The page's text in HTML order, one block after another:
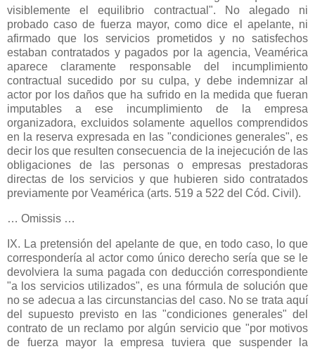
visiblemente el equilibrio contractual". No alegado ni
probado caso de fuerza mayor, como dice el apelante, ni
afirmado que los servicios prometidos y no satisfechos
estaban contratados y pagados por la agencia, Veamérica
aparece claramente responsable del incumplimiento
contractual sucedido por su culpa, y debe indemnizar al
actor por los daños que ha sufrido en la medida que fueran
imputables a ese incumplimiento de la empresa
organizadora, excluidos solamente aquellos comprendidos
en la reserva expresada en las "condiciones generales", es
decir los que resulten consecuencia de la inejecución de las
obligaciones de las personas o empresas prestadoras
directas de los servicios y que hubieren sido contratados
previamente por Veamérica (arts. 519 a 522 del Cód. Civil).
… Omissis …
IX. La pretensión del apelante de que, en todo caso, lo que
correspondería al actor como único derecho sería que se le
devolviera la suma pagada con deducción correspondiente
"a los servicios utilizados", es una fórmula de solución que
no se adecua a las circunstancias del caso. No se trata aquí
del supuesto previsto en las "condiciones generales" del
contrato de un reclamo por algún servicio que "por motivos
de fuerza mayor la empresa tuviera que suspender la